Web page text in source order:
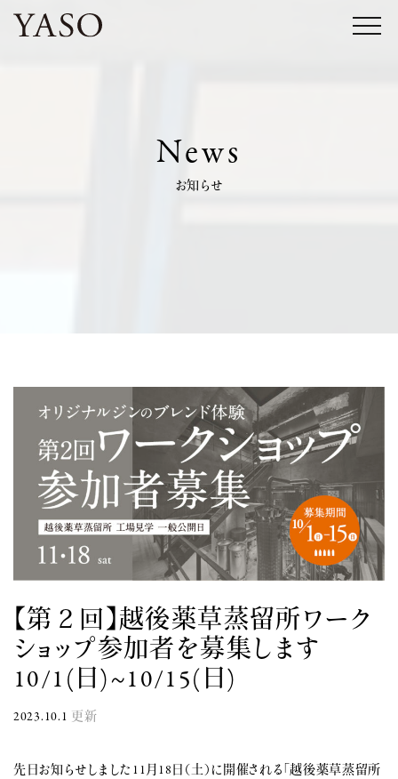
News
お知らせ
【第２回】越後薬草蒸留所ワーク
ショップ参加者を募集します
10/1(日)~10/15(日)
2023.10.1 更新
先日お知らせしました11月18日（土）に開催される「越後薬草蒸留所